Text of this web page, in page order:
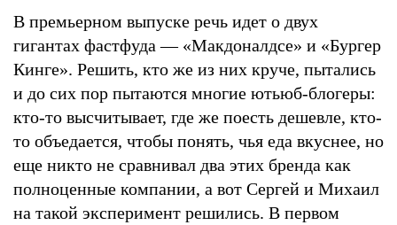
В премьерном выпуске речь идет о двух
гигантах фастфуда — «Макдоналдсе» и «Бургер
Кинге». Решить, кто же из них круче, пытались
и до сих пор пытаются многие ютьюб-блогеры:
кто-то высчитывает, где же поесть дешевле, кто-
то объедается, чтобы понять, чья еда вкуснее, но
еще никто не сравнивал два этих бренда как
полноценные компании, а вот Сергей и Михаил
на такой эксперимент решились. В первом